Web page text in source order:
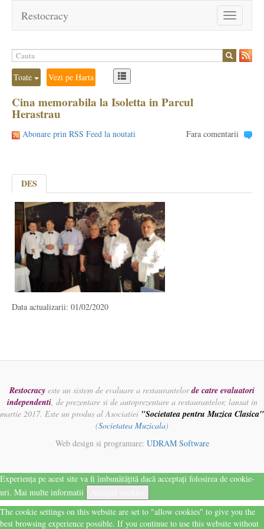
Toggle
navigation
Restocracy
Toate Vezi pe Harta
Cina memorabila la Isoletta in Parcul
Herastrau
Abonare prin RSS Feed la noutati Fara comentarii
DES
Data actualizarii: 01/02/2020
Restocracy este un sistem de evaluare a restaurantelorde catre evaluatori
independenti, de prezentare si de autoprezentare a restaurantelor, lansat in
martie 2017. Este un produs al Asociatiei "Societatea pentru Muzica Clasica"
(Societatea Muzicala)
Web design si programare: UDRAM Software
Experiența pe acest site va fi îmbunătățită dacă acceptați folosirea de cookie-
uri. Mai multe informatii
The cookie settings on this website are set to "allow cookies" to give you the
best browsing experience possible. If you continue to use this website without